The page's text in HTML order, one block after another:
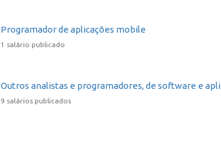
Programador de aplicações mobile
1 salário publicado
Outros analistas e programadores, de software e
9 salários publicados